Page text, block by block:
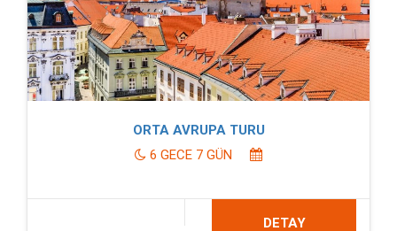
ORTA AVRUPA TURU
6 GECE 7 GÜN
DETAY